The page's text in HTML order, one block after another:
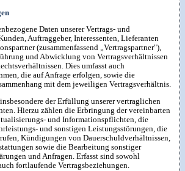
Daten unserer Vertrags- und
Auftraggeber, Interessenten, Lieferanten
(zusammenfassend „Vertragspartner"),
und Abwicklung von Vertragsverhältnissen
Dies umfasst auch
die auf Anfrage erfolgen, sowie die
mit dem jeweiligen Vertragsverhältnis.
der Erfüllung unserer vertraglichen
Hierzu zählen die Erbringung der vereinbarten
und Informationspflichten, die
und sonstigen Leistungsstörungen, die
Kündigungen von Dauerschuldverhältnissen,
sowie die Bearbeitung sonstiger
und Anfragen. Erfasst sind sowohl
fortlaufende Vertragsbeziehungen.